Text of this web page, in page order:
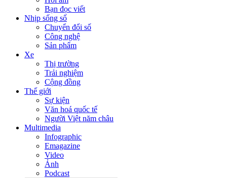
Bạn đọc viết
Nhịp sống số
Chuyển đổi số
Công nghệ
Sản phẩm
Xe
Thị trường
Trải nghiệm
Cộng đồng
Thế giới
Sự kiện
Văn hoá quốc tế
Người Việt năm châu
Multimedia
Infographic
Emagazine
Video
Ảnh
Podcast